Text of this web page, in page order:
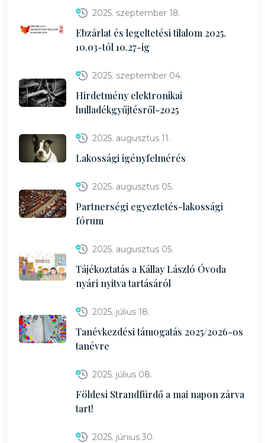
2025. szeptember 18.
Ebzárlat és legeltetési tilalom 2025.
10.03-tól 10.27-ig
2025. szeptember 04.
Hirdetmény elektronikai
hulladékgyűjtésről-2025
2025. augusztus 11.
Lakossági igényfelmérés
2025. augusztus 05.
Partnerségi egyeztetés-lakossági
fórum
2025. augusztus 05.
Tájékoztatás a Kállay László Óvoda
nyári nyitva tartásáról
2025. július 18.
Tanévkezdési támogatás 2025/2026-os
tanévre
2025. július 08.
Földesi Strandfürdő a mai napon zárva
tart!
2025. június 30.